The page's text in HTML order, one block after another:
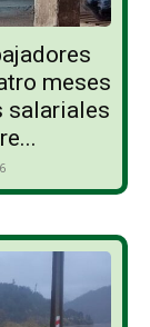
meses
salariales